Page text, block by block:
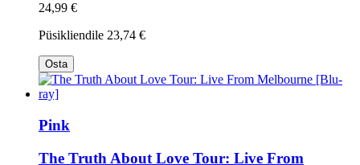
24,99 €
Püsikliendile 23,74 €
Osta
Pink
The Truth About Love Tour: Live From